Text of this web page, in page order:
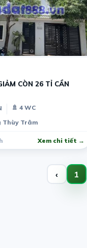
CÒN 26 TỈ CẦN
🚿 4 WC
Thùy Trâm
Xem chi tiết →
‹ 1